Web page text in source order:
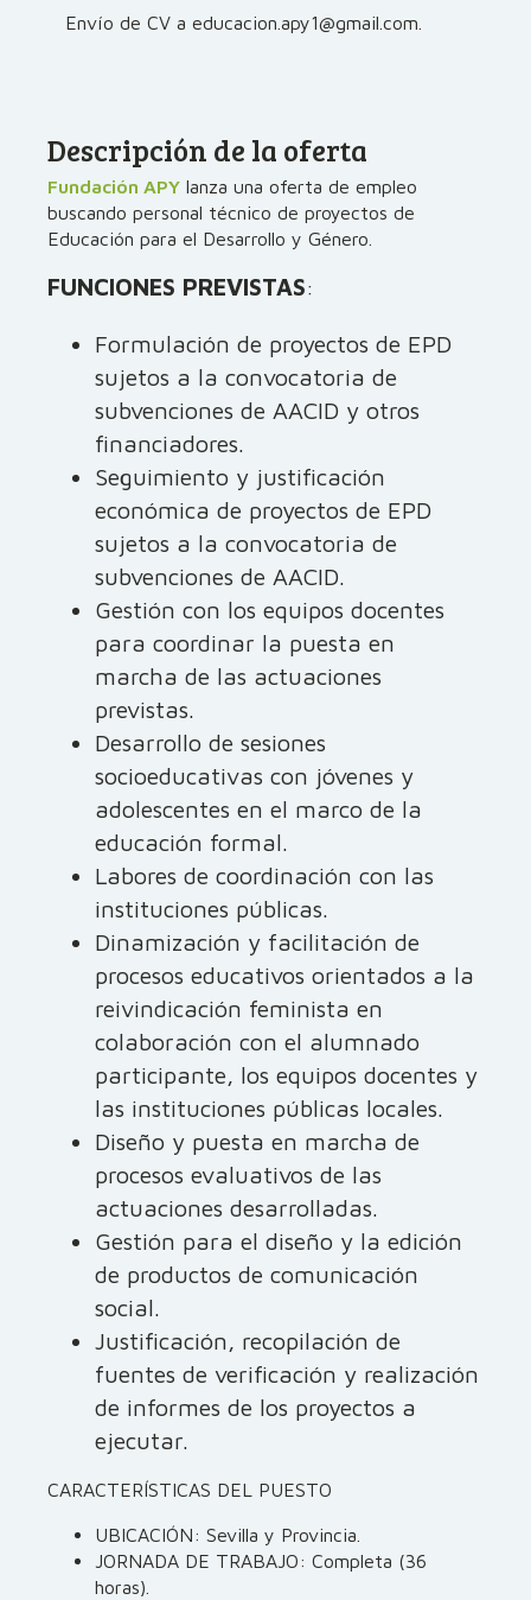
Envío de CV a educacion.apy1@gmail.com.
Descripción de la oferta
Fundación APY lanza una oferta de empleo
buscando personal técnico de proyectos de
Educación para el Desarrollo y Género.
FUNCIONES PREVISTAS:
Formulación de proyectos de EPD
sujetos a la convocatoria de
subvenciones de AACID y otros
financiadores.
Seguimiento y justificación
económica de proyectos de EPD
sujetos a la convocatoria de
subvenciones de AACID.
Gestión con los equipos docentes
para coordinar la puesta en
marcha de las actuaciones
previstas.
Desarrollo de sesiones
socioeducativas con jóvenes y
adolescentes en el marco de la
educación formal.
Labores de coordinación con las
instituciones públicas.
Dinamización y facilitación de
procesos educativos orientados a la
reivindicación feminista en
colaboración con el alumnado
participante, los equipos docentes y
las instituciones públicas locales.
Diseño y puesta en marcha de
procesos evaluativos de las
actuaciones desarrolladas.
Gestión para el diseño y la edición
de productos de comunicación
social.
Justificación, recopilación de
fuentes de verificación y realización
de informes de los proyectos a
ejecutar.
CARACTERÍSTICAS DEL PUESTO
UBICACIÓN: Sevilla y Provincia.
JORNADA DE TRABAJO: Completa (36
horas).